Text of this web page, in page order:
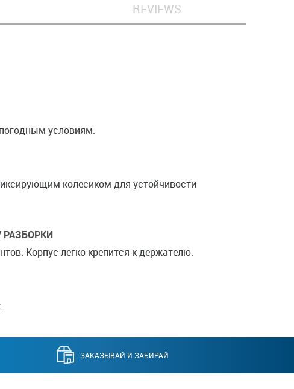
REVIEWS
условиям.
колесиком для устойчивости
РАЗБОРКИ
Корпус легко крепится к держателю.
ЗАКАЗЫВАЙ И ЗАБИРАЙ